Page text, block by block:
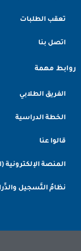
تعقب الطلبات
اتصل بنا
روابط مهمة
الفريق الطلابي
الخطة الدراسية
قالوا عنا
المنصة الإلكترونية
نظامُ التَّسجيل